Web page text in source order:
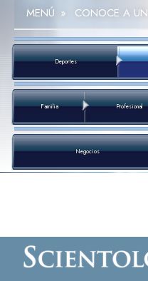
MENÚ » CONOCE A
Deportes
Familia Profesional
Negocios